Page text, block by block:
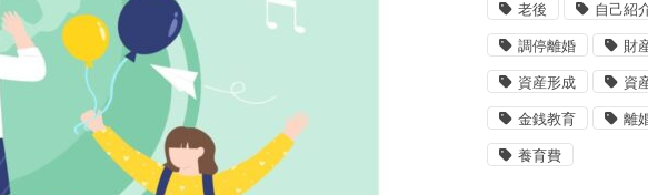
老後 自己紹
調停離婚 財
資産形成 資
金銭教育 離
養育費